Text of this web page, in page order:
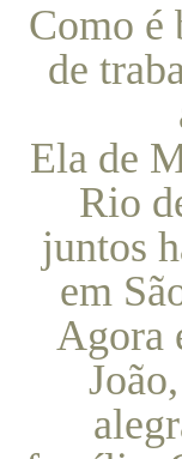
Como é
de
Ela de
Rio
juntos
em
Agora